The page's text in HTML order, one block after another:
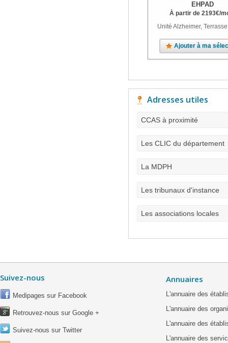
EHPAD
À partir de 2193€/
Unité Alzheimer,
Ajouter à ma
Adresses utiles
CCAS à proximité
Les CLIC du département
La MDPH
Les tribunaux d'instance
Les associations locales
Suivez-nous
Medipages sur Facebook
Retrouvez-nous sur Google +
Suivez-nous sur Twitter
Annuaires
L'annuaire des
L'annuaire des
L'annuaire des
L'annuaire des